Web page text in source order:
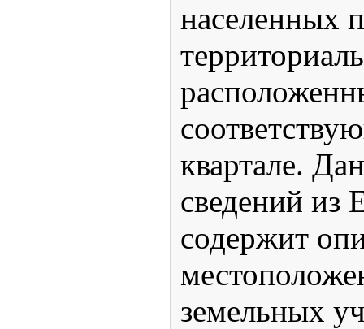
населенных
квартале.
сведений из
содержит
земельных